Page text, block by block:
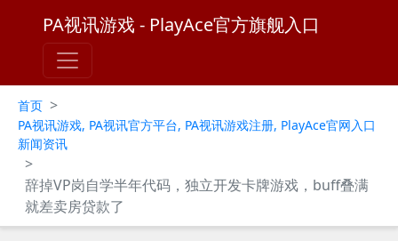
PA视讯游戏 - PlayAce官方旗舰入口
首页 >
PA视讯游戏, PA视讯官方平台, PA视讯游戏注册, PlayAce官网入口
新闻资讯
>
辞掉VP岗自学半年代码，独立开发卡牌游戏，buff叠满
就差卖房贷款了